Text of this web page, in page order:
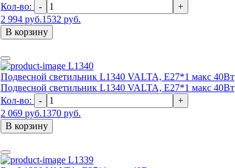
Кол-во:
-
+
2 994 руб.1532 руб.
В корзину
L1340
Подвесной светильник L1340 VALTA, Е27*1 макс 40Вт
Подвесной светильник L1340 VALTA, Е27*1 макс 40Вт
Кол-во:
-
+
2 069 руб.1370 руб.
В корзину
L1339